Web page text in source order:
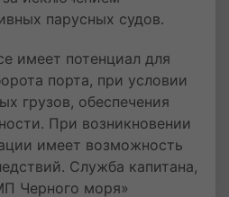
парусных судов.
имеет потенциал для
порта, при условии
грузов, обеспечения
При возникновении
имеет возможность
Служба капитана,
Черного моря»